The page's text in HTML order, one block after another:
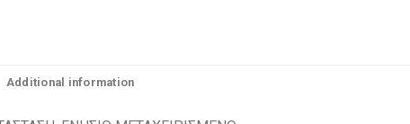
Additional information